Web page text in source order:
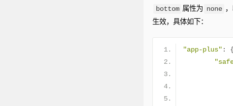
bottom 属性为 none
生效，具体如下：
"app-plus" :